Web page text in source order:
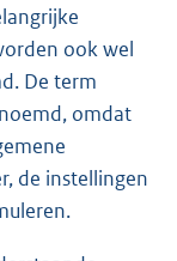
ook wel
De term
omdat
de instellingen